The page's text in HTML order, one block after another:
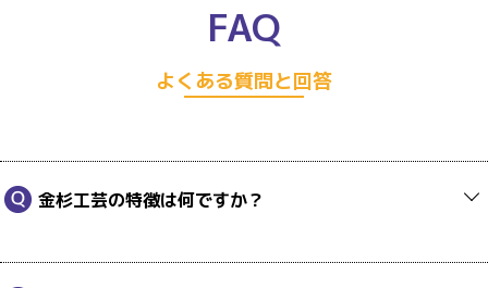
FAQ
よくある質問と回答
金杉工芸の特徴は何ですか？